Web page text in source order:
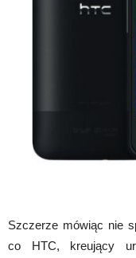
Szczerze mówiąc nie
co HTC, kreujący